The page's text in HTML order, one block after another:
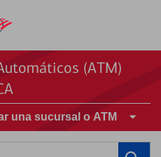
(ATM)
una sucursal o ATM